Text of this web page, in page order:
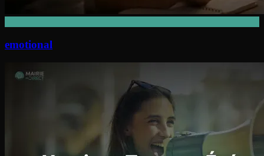
emotional